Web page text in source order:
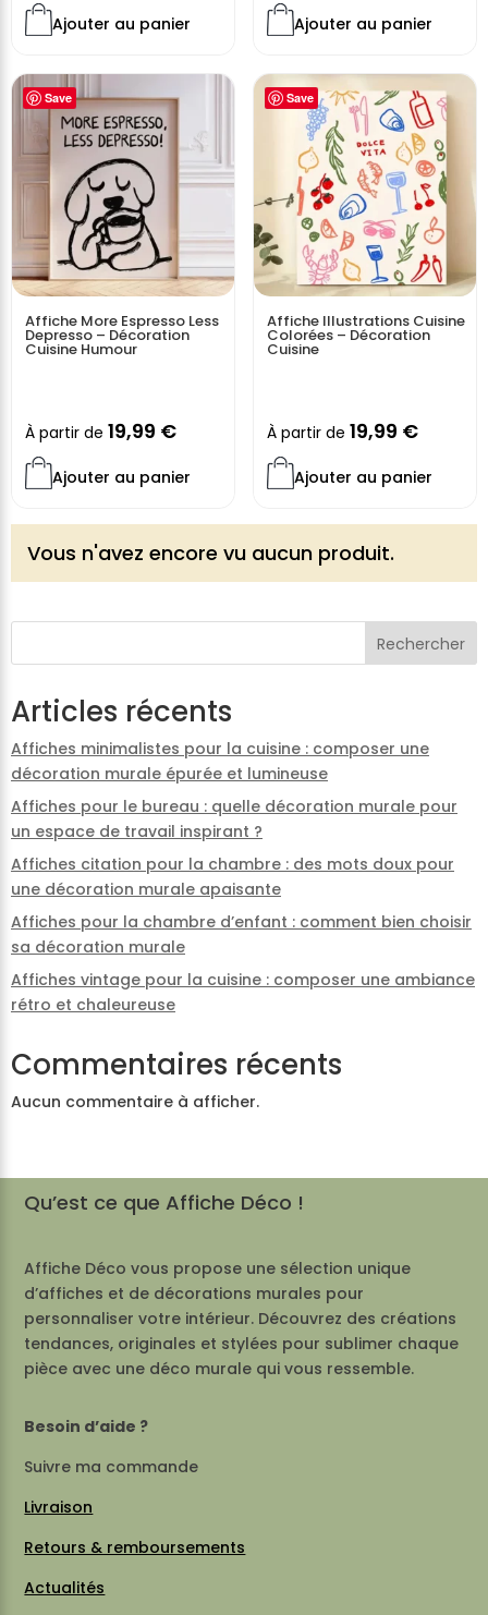
Ajouter au panier Ajouter au panier
Save
Affiche More Espresso Less
Depresso – Décoration
Cuisine Humour
À partir de 19,99 €
Ajouter au panier
Save
Affiche Illustrations Cuisine
Colorées – Décoration
Cuisine
À partir de 19,99 €
Ajouter au panier
Vous n'avez encore vu aucun produit.
Rechercher
Articles récents
Affiches minimalistes pour la cuisine : composer une
décoration murale épurée et lumineuse
Affiches pour le bureau : quelle décoration murale pour
un espace de travail inspirant ?
Affiches citation pour la chambre : des mots doux pour
une décoration murale apaisante
Affiches pour la chambre d’enfant : comment bien choisir
sa décoration murale
Affiches vintage pour la cuisine : composer une ambiance
rétro et chaleureuse
Commentaires récents
Aucun commentaire à afficher.
Qu’est ce que Affiche Déco !
Affiche Déco vous propose une sélection unique
d’affiches et de décorations murales pour
personnaliser votre intérieur. Découvrez des créations
tendances, originales et stylées pour sublimer chaque
pièce avec une déco murale qui vous ressemble.
Besoin d’aide ?
Suivre ma commande
Livraison
Retours & remboursements
Actualités